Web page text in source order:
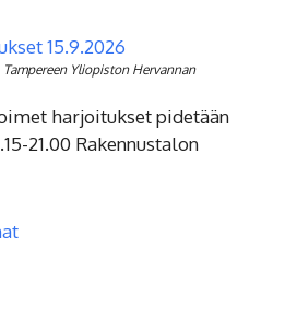
15.9.2026
Tampereen Yliopiston Hervannan
harjoitukset pidetään
21.00 Rakennustalon